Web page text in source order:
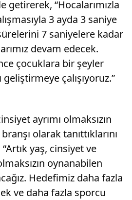
getirerek, “Hocalarımızla
3 ayda 3 saniye
7 saniyelere kadar
devam edecek.
çocuklara bir şeyler
çalışıyoruz.”
ayrımı olmaksızın
olarak tanıttıklarını
yaş, cinsiyet ve
oynanabilen
Hedefimiz daha fazla
ve daha fazla sporcu